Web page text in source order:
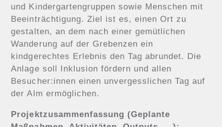
und Kindergartengruppen sowie Menschen mit
Beeinträchtigung. Ziel ist es, einen Ort zu
gestalten, an dem nach einer gemütlichen
Wanderung auf der Grebenzen ein
kindgerechtes Erlebnis den Tag abrundet. Die
Anlage soll Inklusion fördern und allen
Besucher:innen einen unvergesslichen Tag auf
der Alm ermöglichen.
Projektzusammenfassung (Geplante